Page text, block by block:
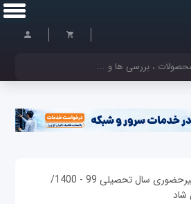
کنید
مدت زمان کلاس های غیرحضوری سال تحصیلی 99 - 1400/
شاد